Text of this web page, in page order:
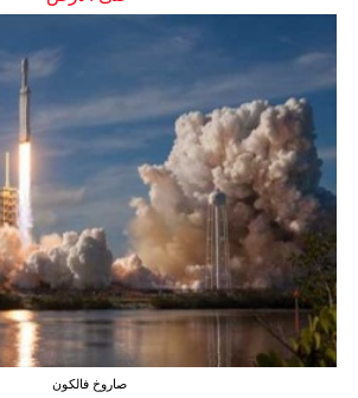
صاروخ فالكون